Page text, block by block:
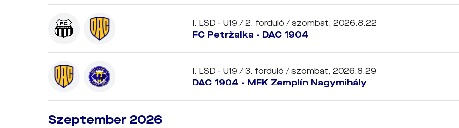
I. LSD - U19 / 2. forduló /szombat, 2026.8.22
FC Petržalka - DAC 1904
I. LSD - U19 / 3. forduló /szombat, 2026.8.29
DAC 1904 - MFK Zemplín Nagymihály
Szeptember 2026